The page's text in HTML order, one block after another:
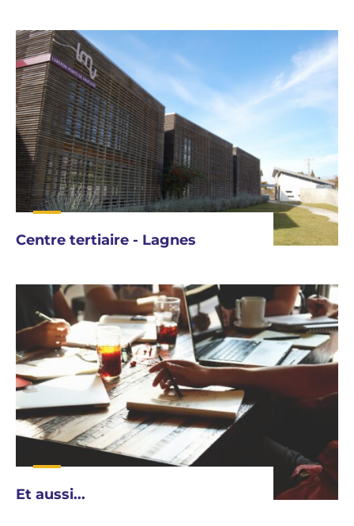
Centre tertiaire - Lagnes
Et aussi...